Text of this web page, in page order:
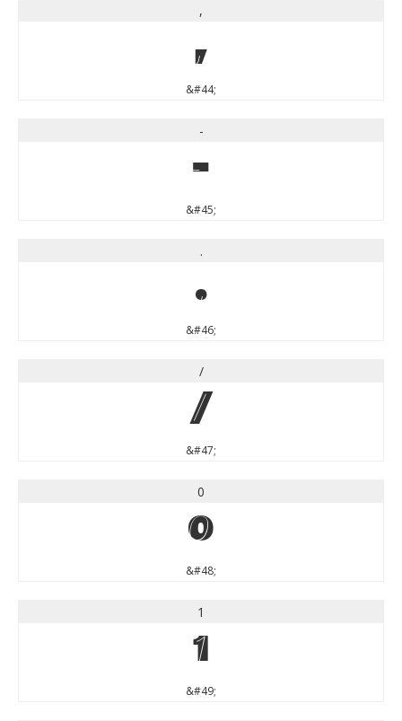
,
,
&#44;
-
-
&#45;
.
.
&#46;
/
/
&#47;
0
0
&#48;
1
1
&#49;